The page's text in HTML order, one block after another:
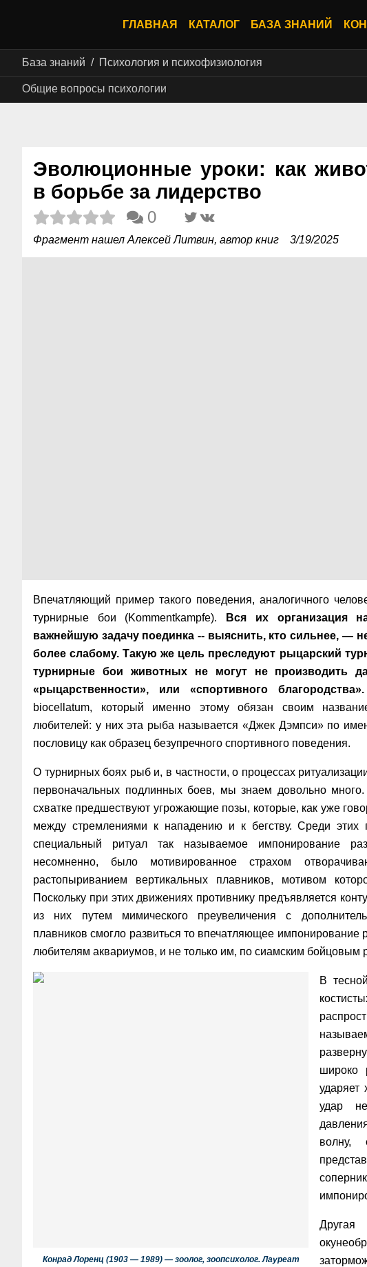
ГЛАВНАЯ КАТАЛОГ БАЗА ЗНАНИЙ
База знаний Психология и психофизиология
Общие вопросы психологии
Эволюционные уроки: как
в борьбе за лидерство
0
Фрагмент нашел Алексей Литвин, автор книг 3/19/2025
Впечатляющий пример такого поведения, аналогичного
турнирные бои (Kommentkampfe).
Вся их организация
важнейшую задачу поединка -- выяснить, кто сильнее, —
более слабому. Такую же цель преследуют рыцарский
турнирные бои животных не могут не производить
«рыцарственности», или «спортивного
biocellatum, который именно этому обязан своим
любителей: у них эта рыба называется «Джек Дэмпси» по
пословицу как образец безупречного спортивного поведения.
О турнирных боях рыб и, в частности, о процессах
первоначальных подлинных боев, мы знаем довольно
схватке предшествуют угрожающие позы, которые, как уже
между стремлениями к нападению и к бегству. Среди этих
специальный ритуал так называемое импонирование
несомненно, было мотивированное страхом
растопыриванием вертикальных плавников, мотивом
Поскольку при этих движениях противнику предъявляется
из них путем мимического преувеличения с
плавников смогло развиться то впечатляющее импонирование
любителям аквариумов, и не только им, по сиамским
Конрад Лоренц (1903 — 1989) — зоолог, зоопсихолог. Лауреат
В
широко
ударяет
удар не
волну,